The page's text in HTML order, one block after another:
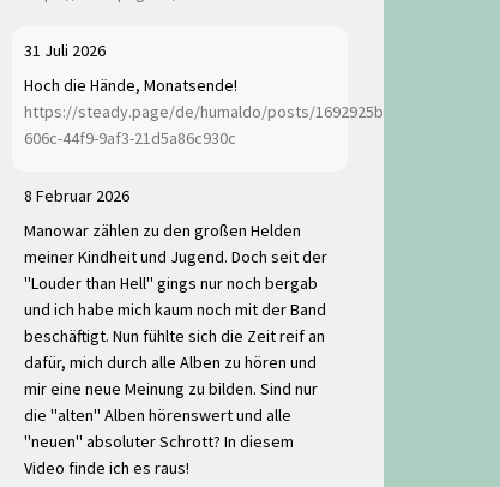
31 Juli 2026
Hoch die Hände, Monatsende!
https://steady.page/de/humaldo/posts/1692925b-
606c-44f9-9af3-21d5a86c930c
8 Februar 2026
Manowar zählen zu den großen Helden
meiner Kindheit und Jugend. Doch seit der
"Louder than Hell" gings nur noch bergab
und ich habe mich kaum noch mit der Band
beschäftigt. Nun fühlte sich die Zeit reif an
dafür, mich durch alle Alben zu hören und
mir eine neue Meinung zu bilden. Sind nur
die "alten" Alben hörenswert und alle
"neuen" absoluter Schrott? In diesem
Video finde ich es raus!